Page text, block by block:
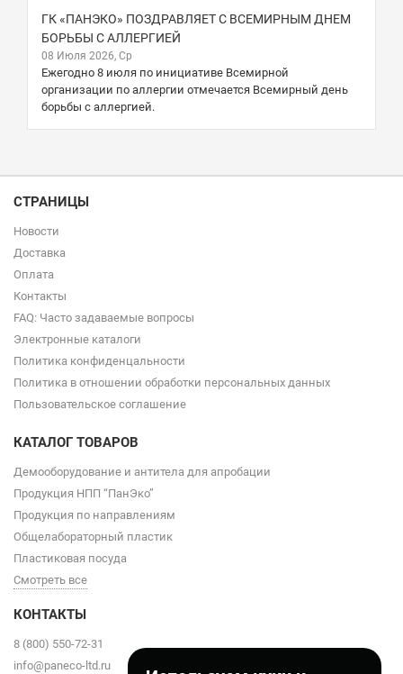
ГК «ПАНЭКО» ПОЗДРАВЛЯЕТ С ВСЕМИРНЫМ ДНЕМ
БОРЬБЫ С АЛЛЕРГИЕЙ
08 Июля 2026, Ср
Ежегодно 8 июля по инициативе Всемирной
организации по аллергии отмечается Всемирный день
борьбы с аллергией.
СТРАНИЦЫ
Новости
Доставка
Оплата
Контакты
FAQ: Часто задаваемые вопросы
Электронные каталоги
Политика конфиденцальности
Политика в отношении обработки персональных данных
Пользовательское соглашение
КАТАЛОГ ТОВАРОВ
Демооборудование и антитела для апробации
Продукция НПП “ПанЭко”
Продукция по направлениям
Общелабораторный пластик
Пластиковая посуда
Смотреть все
КОНТАКТЫ
8 (800) 550-72-31
info@paneco-ltd.ru